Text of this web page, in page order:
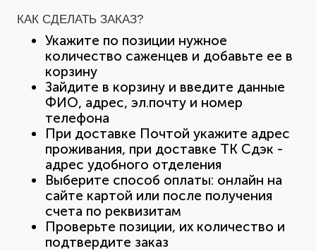
КАК СДЕЛАТЬ ЗАКАЗ?
Укажите по позиции нужное
количество саженцев и добавьте ее в
корзину
Зайдите в корзину и введите данные
ФИО, адрес, эл.почту и номер
телефона
При доставке Почтой укажите адрес
проживания, при доставке ТК Сдэк -
адрес удобного отделения
Выберите способ оплаты: онлайн на
сайте картой или после получения
счета по реквизитам
Проверьте позиции, их количество и
подтвердите заказ